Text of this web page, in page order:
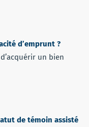
d’emprunt ?
un bien
de témoin assisté